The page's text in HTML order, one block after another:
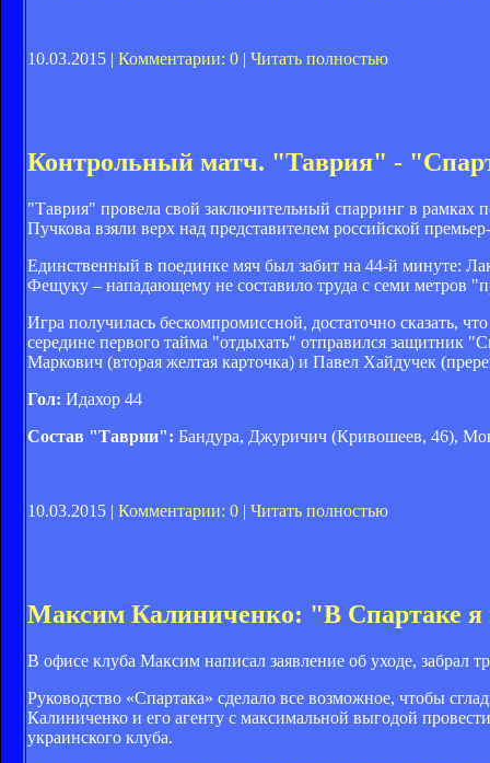
10.03.2015 | Комментарии: 0 | Читать полностью
Контрольный матч. "Таврия" -
"Таврия" провела свой заключительный спарринг в рамках
Пучкова взяли верх над представителем российской
Единственный в поединке мяч был забит на 44-й минуте:
Фещуку – нападающему не составило труда с семи метров
Игра получилась бескомпромиссной, достаточно сказать,
середине первого тайма "отдыхать" отправился защитник
Маркович (вторая желтая карточка) и Павел Хайдучек
Гол: Идахор 44
Состав "Таврии": Бандура, Джуричич (Кривошеев, 46),
10.03.2015 | Комментарии: 0 | Читать полностью
Максим Калиниченко: "В Спартаке я
В офисе клуба Максим написал заявление об уходе,
Руководство «Спартака» сделало все возможное, чтобы
Калиниченко и его агенту с максимальной выгодой
украинского клуба.